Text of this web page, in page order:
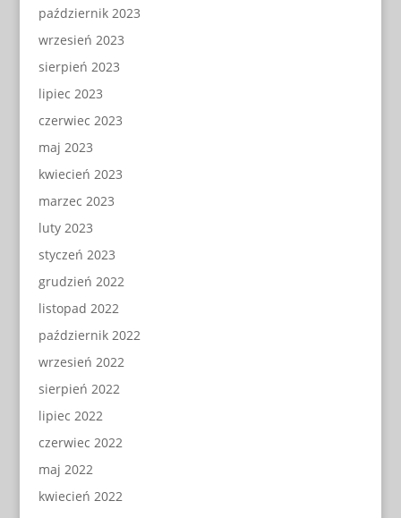
październik 2023
wrzesień 2023
sierpień 2023
lipiec 2023
czerwiec 2023
maj 2023
kwiecień 2023
marzec 2023
luty 2023
styczeń 2023
grudzień 2022
listopad 2022
październik 2022
wrzesień 2022
sierpień 2022
lipiec 2022
czerwiec 2022
maj 2022
kwiecień 2022